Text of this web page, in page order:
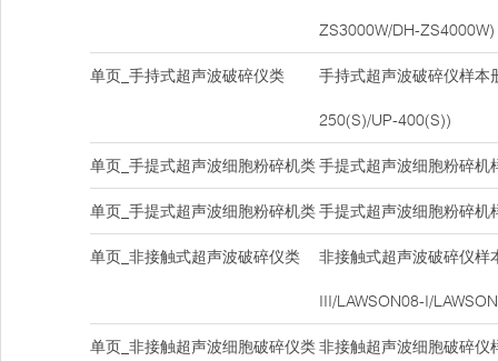
ZS3000W/DH-ZS4000W)
单页_手持式超声波破碎仪类 手持式超声波破碎仪样本
250(S)/UP-400(S))
单页_手提式超声波细胞粉碎机类手提式超声波细胞粉碎机
单页_手提式超声波细胞粉碎机类手提式超声波细胞粉碎机
单页_非接触式超声波破碎仪类 非接触式超声波破碎仪样
III/LAWSON08-I/
单页_非接触超声波细胞破碎仪类非接触超声波细胞破碎仪